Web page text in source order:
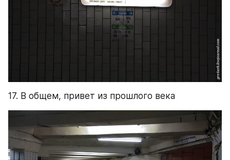
17. В общем, привет из прошлого века